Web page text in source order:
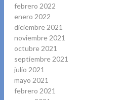
febrero 2022
enero 2022
diciembre 2021
noviembre 2021
octubre 2021
septiembre 2021
julio 2021
mayo 2021
febrero 2021